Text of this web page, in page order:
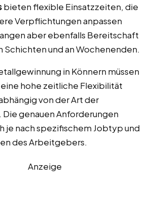
bieten flexible Einsatzzeiten, die
Verpflichtungen anpassen
aber ebenfalls Bereitschaft
Schichten und an Wochenenden.
in Könnern müssen
hohe zeitliche Flexibilität
von der Art der
genauen Anforderungen
je nach spezifischem Jobtyp und
des Arbeitgebers.
Anzeige